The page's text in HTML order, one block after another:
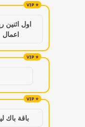
اول اثنين
اعمال
باقة باك